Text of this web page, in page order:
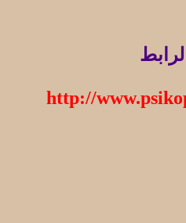
http://